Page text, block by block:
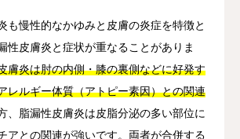
も慢性的なかゆみと皮膚の炎症を特徴と
性皮膚炎と症状が重なることがありま
膚炎は肘の内側・膝の裏側などに好発す
レルギー体質（アトピー素因）との関連
、脂漏性皮膚炎は皮脂分泌の多い部位に
アとの関連が強いです。両者が合併する